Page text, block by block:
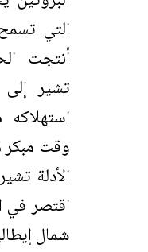
التي
أنتجت
تشير
وقت مبكر
الأدلة
اقتصر في
شمال